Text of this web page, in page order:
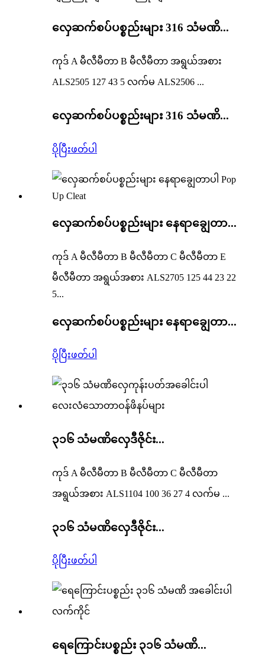
လှေဆက်စပ်ပစ္စည်းများ 316 သံမဏိ...
ကုဒ် A မီလီမီတာ B မီလီမီတာ အရွယ်အစား
ALS2505 127 43 5 လက်မ ALS2506 ...
လှေဆက်စပ်ပစ္စည်းများ 316 သံမဏိ...
ပိုပြီးဖတ်ပါ
လှေဆက်စပ်ပစ္စည်းများ နေရာချွေတာ...
ကုဒ် A မီလီမီတာ B မီလီမီတာ C မီလီမီတာ E
မီလီမီတာ အရွယ်အစား ALS2705 125 44 23 22
5...
လှေဆက်စပ်ပစ္စည်းများ နေရာချွေတာ...
ပိုပြီးဖတ်ပါ
၃၁၆ သံမဏိလှေဒီဇိုင်း...
ကုဒ် A မီလီမီတာ B မီလီမီတာ C မီလီမီတာ
အရွယ်အစား ALS1104 100 36 27 4 လက်မ ...
၃၁၆ သံမဏိလှေဒီဇိုင်း...
ပိုပြီးဖတ်ပါ
ရေကြောင်းပစ္စည်း ၃၁၆ သံမဏိ...